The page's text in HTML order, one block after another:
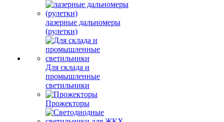
лазерные дальномеры
(рулетки)
Для склада и
промышленные
светильники
Прожекторы